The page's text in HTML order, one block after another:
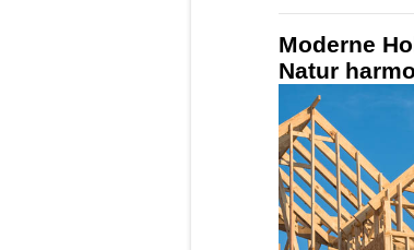
Moderne
Natur